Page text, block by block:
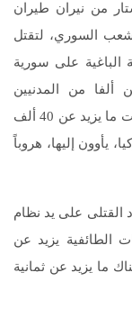
من نيران طيران
السوري، لتقتل
على سورية
ألفا من المدنيين
السوريين، ودمرت ممتلكات خاصة وعامة، وأجْلت ما يزيد عن 40 ألف
يأوون إليها، هروباً
القتلى على يد نظام
الطائفية يزيد عن
ما يزيد عن ثمانية